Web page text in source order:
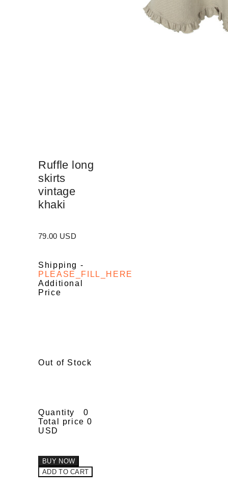
Ruffle long
skirts
vintage
khaki
79.00 USD
Shipping -
PLEASE_FILL_HERE
Additional
Price
Out of Stock
Quantity
0
Total price 0
USD
BUY NOW
ADD TO CART